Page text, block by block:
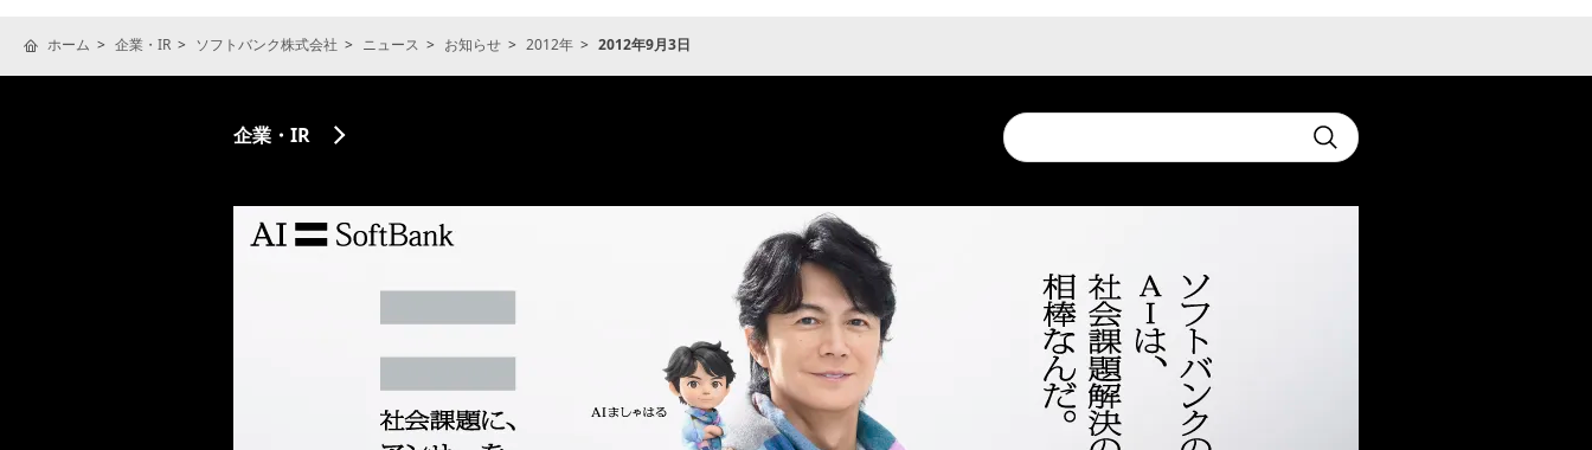
ホーム 企業・IR ソフトバンク株式会社 ニュース お知らせ 2012年 2012年9月3日
Conduct
a
search
Submit
企業・IR